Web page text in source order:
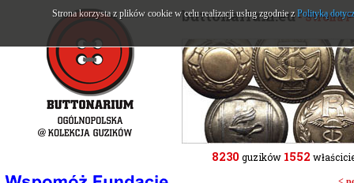
buttonarium.eu- Strona
8230 guzików 1552
Strona korzysta z plików cookie w celu realizacji usług zgodnie z Polityką